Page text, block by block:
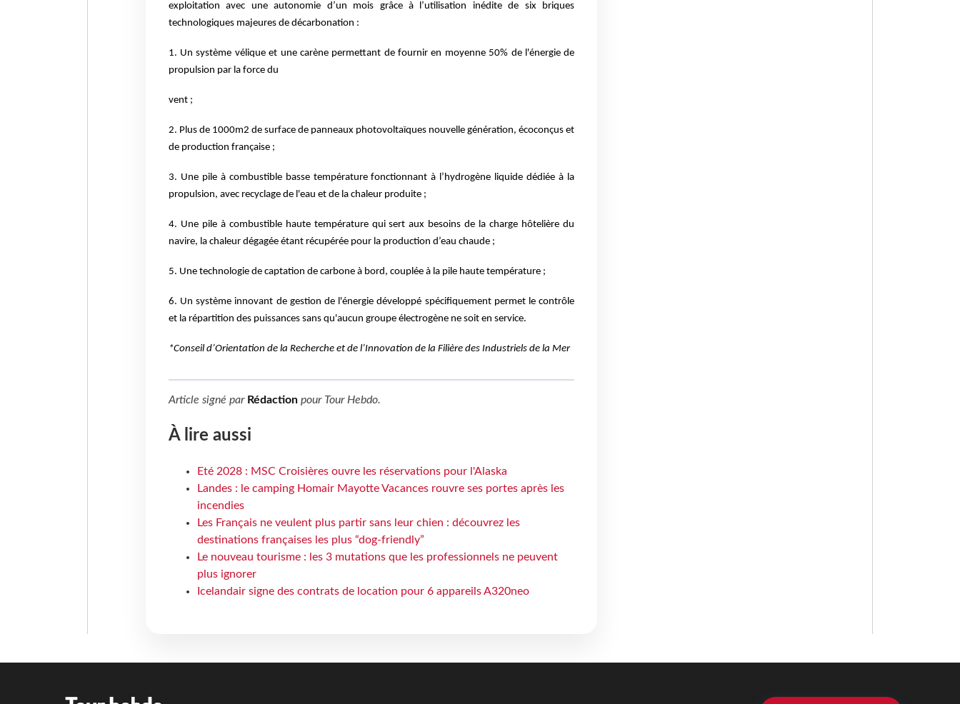
exploitation avec une autonomie d’un mois grâce à l’utilisation inédite de six briques
technologiques majeures de décarbonation :
1. Un système vélique et une carène permettant de fournir en moyenne 50% de l'énergie de
propulsion par la force du
vent ;
2. Plus de 1000m2 de surface de panneaux photovoltaïques nouvelle génération, écoconçus et
de production française ;
3. Une pile à combustible basse température fonctionnant à l’hydrogène liquide dédiée à la
propulsion, avec recyclage de l'eau et de la chaleur produite ;
4. Une pile à combustible haute température qui sert aux besoins de la charge hôtelière du
navire, la chaleur dégagée étant récupérée pour la production d’eau chaude ;
5. Une technologie de captation de carbone à bord, couplée à la pile haute température ;
6. Un système innovant de gestion de l'énergie développé spécifiquement permet le contrôle
et la répartition des puissances sans qu'aucun groupe électrogène ne soit en service.
*Conseil d’Orientation de la Recherche et de l’Innovation de la Filière des Industriels de la Mer
Article signé par Rédactionpour Tour Hebdo.
À lire aussi
Eté 2028 : MSC Croisières ouvre les réservations pour l'Alaska
Landes : le camping Homair Mayotte Vacances rouvre ses portes après les
incendies
Les Français ne veulent plus partir sans leur chien : découvrez les
destinations françaises les plus “dog-friendly”
Le nouveau tourisme : les 3 mutations que les professionnels ne peuvent
plus ignorer
Icelandair signe des contrats de location pour 6 appareils A320neo